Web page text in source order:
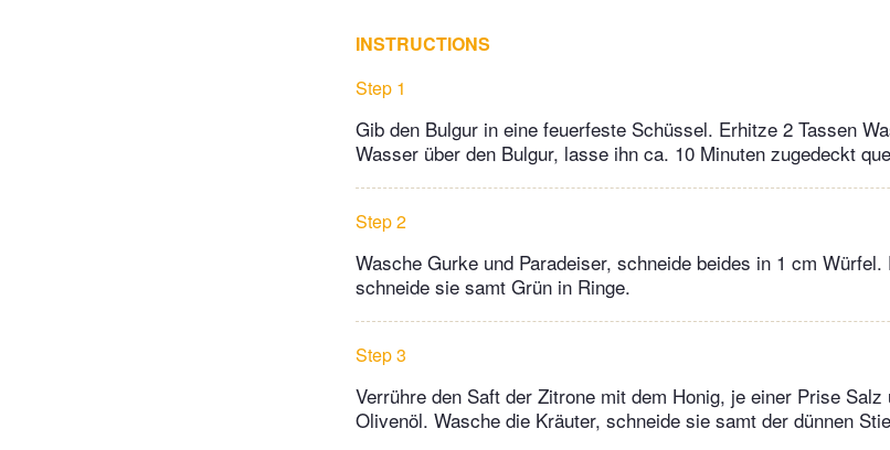
INSTRUCTIONS
Step 1
Gib den Bulgur in eine feuerfeste Schüssel. Erhitze 2 Tassen
Wasser über den Bulgur, lasse ihn ca. 10 Minuten zugedeckt
Step 2
Wasche Gurke und Paradeiser, schneide beides in 1 cm
schneide sie samt Grün in Ringe.
Step 3
Verrühre den Saft der Zitrone mit dem Honig, je einer Prise Salz
Olivenöl. Wasche die Kräuter, schneide sie samt der dünnen